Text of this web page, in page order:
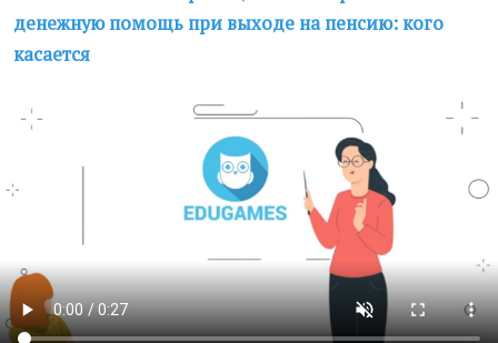
денежную помощь при выходе на пенсию: кого
касается